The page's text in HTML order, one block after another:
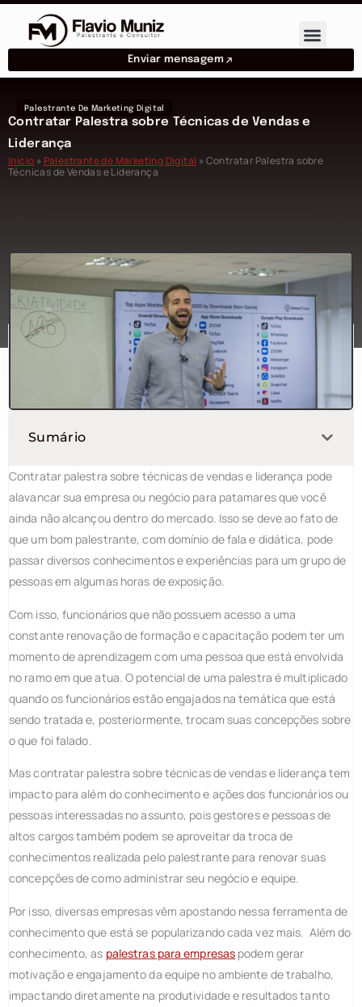
Enviar mensagem
Palestrante De Marketing Digital
Contratar Palestra sobre Técnicas de Vendas e
Liderança
Início »Palestrante de Marketing Digital »Contratar Palestra sobre
Técnicas de Vendas e Liderança
Sumário
Contratar palestra sobre técnicas de vendas e liderança pode
alavancar sua empresa ou negócio para patamares que você
ainda não alcançou dentro do mercado. Isso se deve ao fato de
que um bom palestrante, com domínio de fala e didática, pode
passar diversos conhecimentos e experiências para um grupo de
pessoas em algumas horas de exposição.
Com isso, funcionários que não possuem acesso a uma
constante renovação de formação e capacitação podem ter um
momento de aprendizagem com uma pessoa que está envolvida
no ramo em que atua. O potencial de uma palestra é multiplicado
quando os funcionários estão engajados na temática que está
sendo tratada e, posteriormente, trocam suas concepções sobre
o que foi falado.
Mas contratar palestra sobre técnicas de vendas e liderança tem
impacto para além do conhecimento e ações dos funcionários ou
pessoas interessadas no assunto, pois gestores e pessoas de
altos cargos também podem se aproveitar da troca de
conhecimentos realizada pelo palestrante para renovar suas
concepções de como administrar seu negócio e equipe.
Por isso, diversas empresas vêm apostando nessa ferramenta de
conhecimento que está se popularizando cada vez mais. Além do
conhecimento, as palestras para empresas podem gerar
motivação e engajamento da equipe no ambiente de trabalho,
impactando diretamente na produtividade e resultados tanto